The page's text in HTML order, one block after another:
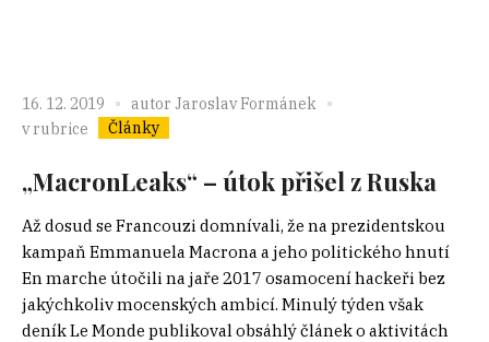
16. 12. 2019 autor Jaroslav Formánek
v rubrice
Články
„MacronLeaks“ – útok přišel z Ruska
Až dosud se Francouzi domnívali, že na prezidentskou
kampaň Emmanuela Macrona a jeho politického hnutí
En marche útočili na jaře 2017 osamocení hackeři bez
jakýchkoliv mocenských ambicí. Minulý týden však
deník Le Monde publikoval obsáhlý článek o aktivitách